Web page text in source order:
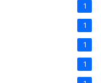
1
1
1
1